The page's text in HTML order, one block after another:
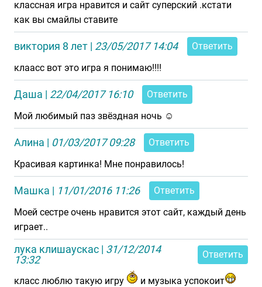
классная игра нравится и сайт суперский .кстати
как вы смайлы ставите
виктория 8 лет | 23/05/2017 14:04
Ответить
клаасс вот это игра я понимаю!!!!
Даша | 22/04/2017 16:10
Ответить
Мой любимый паз звёздная ночь ☺
Алина | 01/03/2017 09:28
Ответить
Красивая картинка! Мне понравилось!
Машка | 11/01/2016 11:26
Ответить
Моей сестре очень нравится этот сайт, каждый день
играет..
лука клишаускас | 31/12/2014
13:32
Ответить
класс люблю такую игру и музыка успокоит